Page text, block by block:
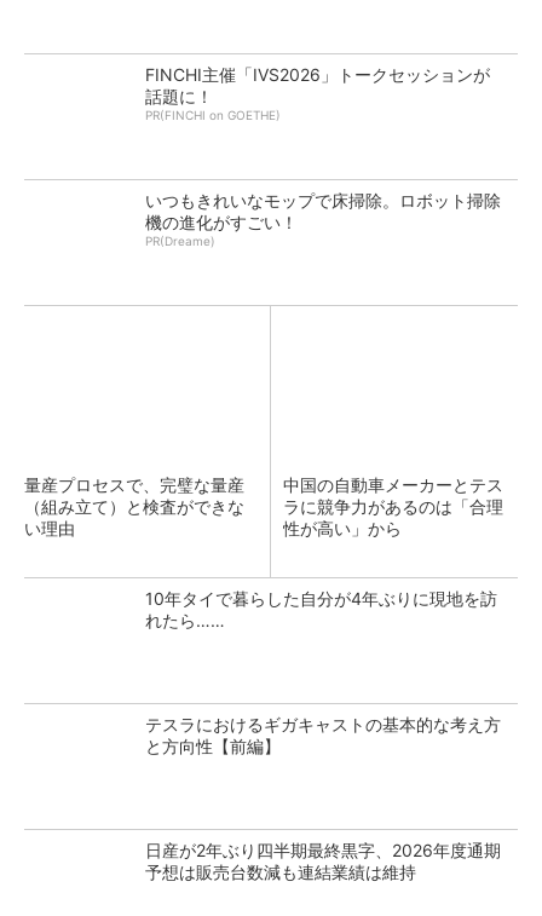
FINCHI主催「IVS2026」トークセッションが
話題に！
PR(FINCHI on GOETHE)
いつもきれいなモップで床掃除。ロボット掃除
機の進化がすごい！
PR(Dreame)
量産プロセスで、完璧な量産
（組み立て）と検査ができな
い理由
中国の自動車メーカーとテス
ラに競争力があるのは「合理
性が高い」から
10年タイで暮らした自分が4年ぶりに現地を訪
れたら……
テスラにおけるギガキャストの基本的な考え方
と方向性【前編】
日産が2年ぶり四半期最終黒字、2026年度通期
予想は販売台数減も連結業績は維持